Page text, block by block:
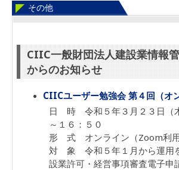
その他
CIIC一般財団法人建設業情報
からのお知らせ
CIICユーザー勉強会 第４回（オ
日 時 令和５年３月２３日（
～１６：５０
形 式 オンライン（Zoom利用
対 象 令和５年１月から運用
設業許可・経営事項審査電子申